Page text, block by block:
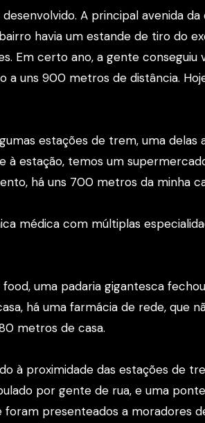
A principal avenida
havia um estande de tiro do
Em certo ano, a gente conseguiu
a uns 900 metros de distância.
estações de trem, uma
à estação, temos um
há uns 700 metros da minha
médica com múltiplas
uma padaria gigantesca
há uma farmácia de rede, que
metros de casa.
à proximidade das estações de
por gente de rua, e uma
foram presenteados a moradores